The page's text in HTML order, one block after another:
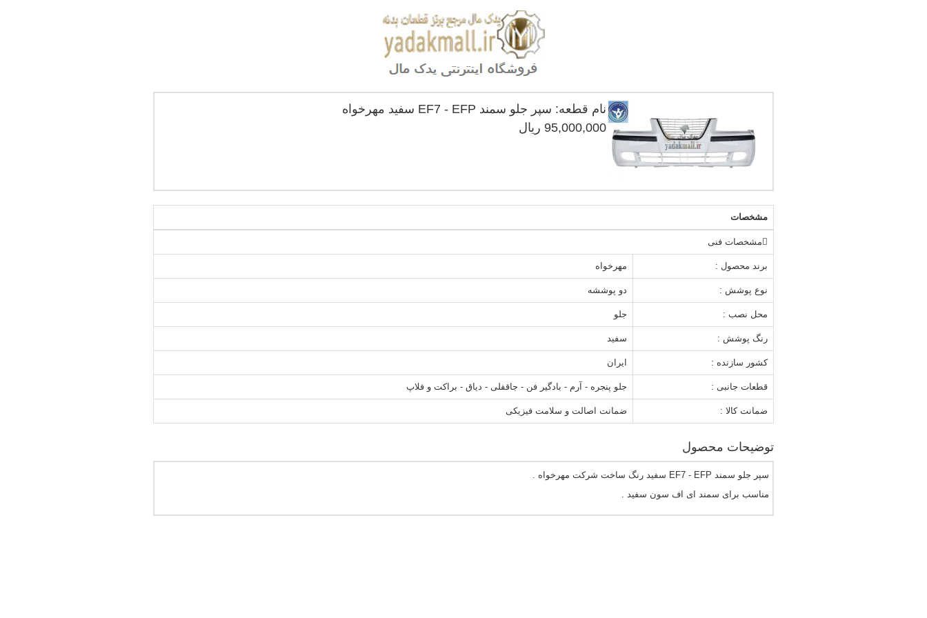
نام قطعه: سپر جلو سمند EF7 - EFP سفید مهرخواه
95,000,000 ریال
مشخصات
مشخصات فنی
برند محصول : مهرخواه
نوع پوشش : دو پوششه
محل نصب : جلو
رنگ پوشش : سفید
کشور سازنده : ایران
قطعات جانبی : جلو پنجره - آرم - بادگیر فن - جاقفلی - دیاق - براکت و فلاپ
ضمانت کالا : ضمانت اصالت و سلامت فیزیکی
توضیحات محصول
سپر جلو سمند EF7 - EFP سفید رنگ ساخت شرکت مهرخواه .
مناسب برای سمند ای اف سون سفید .